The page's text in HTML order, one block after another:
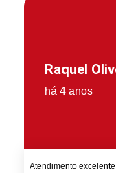
Raquel
há 4 anos
Atendimento